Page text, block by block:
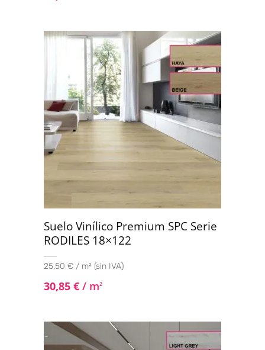
Suelo Vinílico Premium SPC Serie
RODILES 18×122
25,50 € / m² (sin IVA)
30,85 € / m2